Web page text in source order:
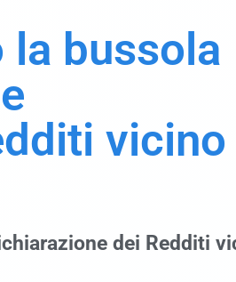
la bussola
vicino
dei Redditi